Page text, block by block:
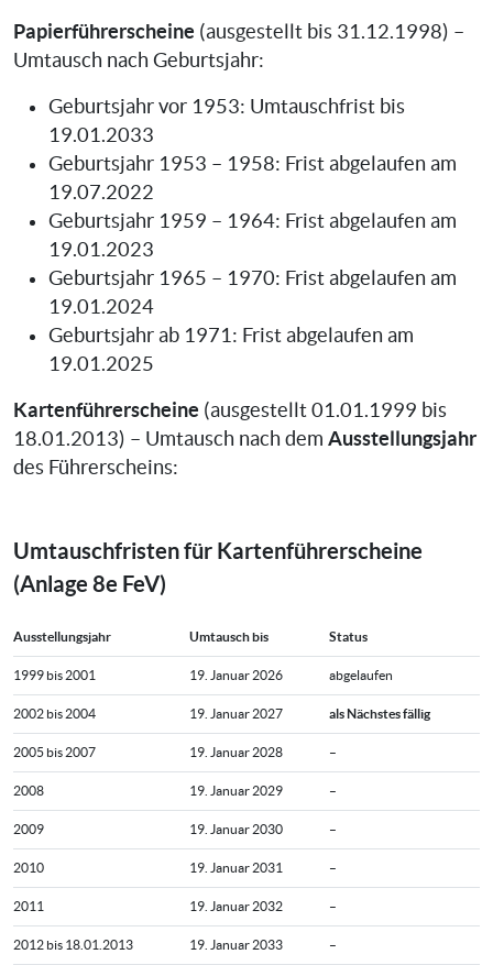
Papierführerscheine (ausgestellt bis 31.12.1998) –
Umtausch nach Geburtsjahr:
Geburtsjahr vor 1953: Umtauschfrist bis
19.01.2033
Geburtsjahr 1953 – 1958: Frist abgelaufen am
19.07.2022
Geburtsjahr 1959 – 1964: Frist abgelaufen am
19.01.2023
Geburtsjahr 1965 – 1970: Frist abgelaufen am
19.01.2024
Geburtsjahr ab 1971: Frist abgelaufen am
19.01.2025
Kartenführerscheine (ausgestellt 01.01.1999 bis
18.01.2013) – Umtausch nach dem Ausstellungsjahr
des Führerscheins:
Umtauschfristen für Kartenführerscheine
(Anlage 8e FeV)
Ausstellungsjahr Umtausch bis Status
1999 bis 2001 19. Januar 2026 abgelaufen
2002 bis 2004 19. Januar 2027 als Nächstes fällig
2005 bis 2007 19. Januar 2028 –
2008 19. Januar 2029 –
2009 19. Januar 2030 –
2010 19. Januar 2031 –
2011 19. Januar 2032 –
2012 bis 18.01.2013 19. Januar 2033 –